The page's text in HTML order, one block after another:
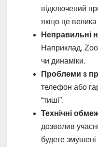
відключений
якщо це велика
Неправильні
Наприклад,
чи динаміки.
Проблеми з
телефон або
“тиші”.
Технічні
дозволив
будете